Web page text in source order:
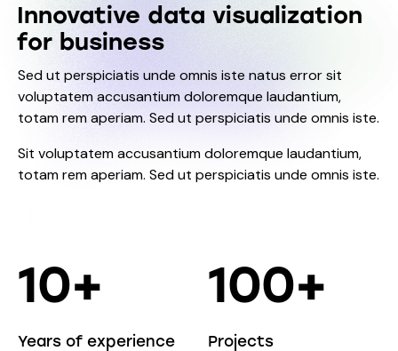
Innovative data visualization
for business
Sed ut perspiciatis unde omnis iste natus error sit
voluptatem accusantium doloremque laudantium,
totam rem aperiam. Sed ut perspiciatis unde omnis iste.
Sit voluptatem accusantium doloremque laudantium,
totam rem aperiam. Sed ut perspiciatis unde omnis iste.
10+
Years of experience
100+
Projects